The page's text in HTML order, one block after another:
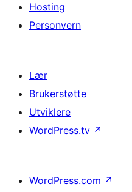
Hosting
Personvern
Lær
Brukerstøtte
Utviklere
WordPress.tv ↗
WordPress.com ↗